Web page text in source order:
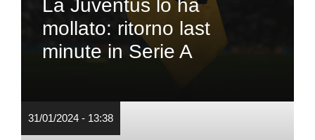
La Juventus lo ha
mollato: ritorno last
minute in Serie A
31/01/2024 - 13:38